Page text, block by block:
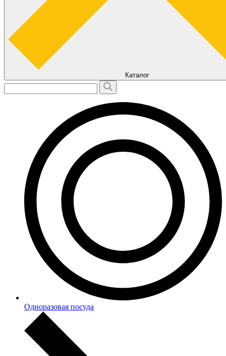
Каталог
Одноразовая посуда